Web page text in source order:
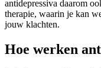
antidepressiva daarom
therapie, waarin je kan
jouw klachten.
Hoe werken